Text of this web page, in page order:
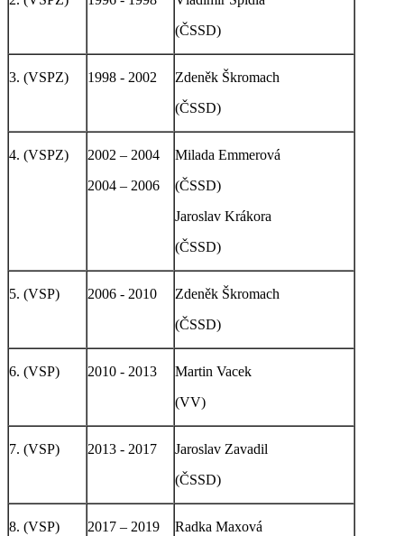
(ČSSD)
3. (VSPZ) 1998 - 2002
Zdeněk Škromach
(ČSSD)
4. (VSPZ)
2002 – 2004
2004 – 2006
Milada Emmerová
(ČSSD)
Jaroslav Krákora
(ČSSD)
5. (VSP) 2006 - 2010
Zdeněk Škromach
(ČSSD)
6. (VSP) 2010 - 2013
Martin Vacek
(VV)
7. (VSP) 2013 - 2017
Jaroslav Zavadil
(ČSSD)
8. (VSP)
2017 – 2019
Radka Maxová